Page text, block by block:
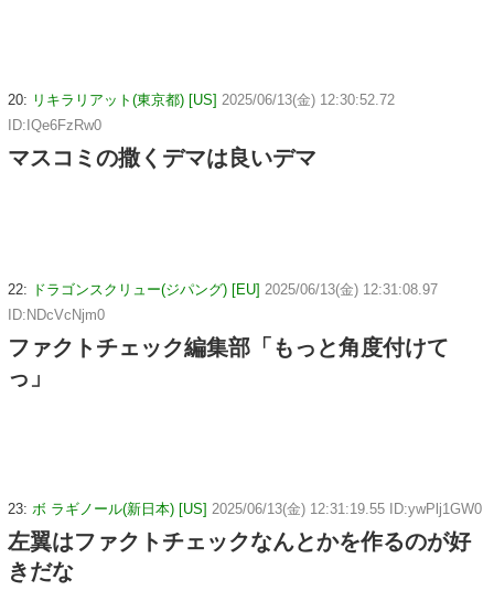
20: リキラリアット(東京都) [US] 2025/06/13(金) 12:30:52.72
ID:IQe6FzRw0
マスコミの撒くデマは良いデマ
22: ドラゴンスクリュー(ジパング) [EU] 2025/06/13(金) 12:31:08.97
ID:NDcVcNjm0
ファクトチェック編集部「もっと角度付けて
っ」
23: ボ ラギノール(新日本) [US] 2025/06/13(金) 12:31:19.55 ID:ywPlj1GW0
左翼はファクトチェックなんとかを作るのが好
きだな